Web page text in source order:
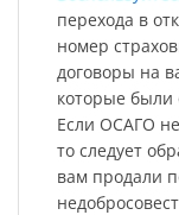
перехода в
номер
договоры на
которые были
Если ОСАГО
то следует
вам продали